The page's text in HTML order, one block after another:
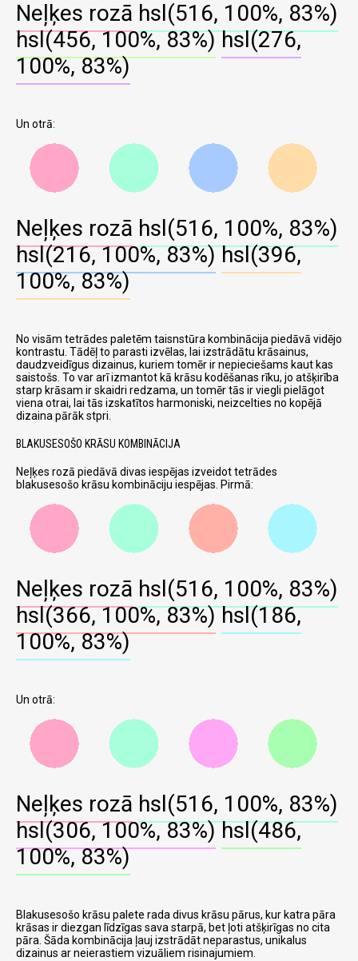
Neļķes rozā hsl(516, 100%, 83%)
hsl(456, 100%, 83%) hsl(276,
100%, 83%)
Un otrā:
Neļķes rozā hsl(516, 100%, 83%)
hsl(216, 100%, 83%) hsl(396,
100%, 83%)
No visām tetrādes paletēm taisnstūra kombinācija piedāvā vidējo
kontrastu. Tādēļ to parasti izvēlas, lai izstrādātu krāsainus,
daudzveidīgus dizainus, kuriem tomēr ir nepieciešams kaut kas
saistošs. To var arī izmantot kā krāsu kodēšanas rīku, jo atšķirība
starp krāsam ir skaidri redzama, un tomēr tās ir viegli pielāgot
viena otrai, lai tās izskatītos harmoniski, neizcelties no kopējā
dizaina pārāk stpri.
BLAKUSESOŠO KRĀSU KOMBINĀCIJA
Neļķes rozā piedāvā divas iespējas izveidot tetrādes
blakusesošo krāsu kombināciju iespējas. Pirmā:
Neļķes rozā hsl(516, 100%, 83%)
hsl(366, 100%, 83%) hsl(186,
100%, 83%)
Un otrā:
Neļķes rozā hsl(516, 100%, 83%)
hsl(306, 100%, 83%) hsl(486,
100%, 83%)
Blakusesošo krāsu palete rada divus krāsu pārus, kur katra pāra
krāsas ir diezgan līdzīgas sava starpā, bet ļoti atšķirīgas no cita
pāra. Šāda kombinācija ļauj izstrādāt neparastus, unikalus
dizainus ar neierastiem vizuāliem risinajumiem.